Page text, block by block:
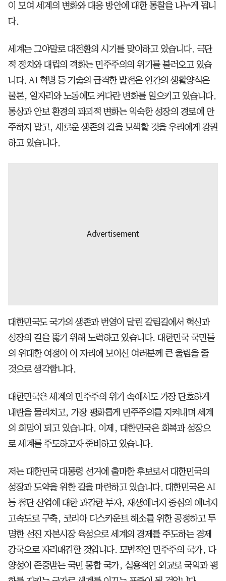
이 모여 세계의 변화와 대응 방안에 대한 통찰을 나누게 됩니
다.
세계는 그야말로 대전환의 시기를 맞이하고 있습니다. 극단
적 정치와 대립의 격화는 민주주의의 위기를 불러오고 있습
니다. AI 혁명 등 기술의 급격한 발전은 인간의 생활양식은
물론, 일자리와 노동에도 커다란 변화를 일으키고 있습니다.
통상과 안보 환경의 파괴적 변화는 익숙한 성장의 경로에 안
주하지 말고, 새로운 생존의 길을 모색할 것을 우리에게 강권
하고 있습니다.
대한민국도 국가의 생존과 번영이 달린 갈림길에서 혁신과
성장의 길을 뚫기 위해 노력하고 있습니다. 대한민국 국민들
의 위대한 여정이 이 자리에 모이신 여러분께 큰 울림을 줄
것으로 생각합니다.
대한민국은 세계의 민주주의 위기 속에서도 가장 단호하게
내란을 물리치고, 가장 평화롭게 민주주의를 지켜내며 세계
의 희망이 되고 있습니다. 이제, 대한민국은 회복과 성장으
로 세계를 주도하고자 준비하고 있습니다.
저는 대한민국 대통령 선거에 출마한 후보로서 대한민국의
성장과 도약을 위한 길을 마련하고 있습니다. 대한민국은 AI
등 첨단 산업에 대한 과감한 투자, 재생에너지 중심의 에너지
고속도로 구축, 코리아 디스카운트 해소를 위한 공정하고 투
명한 선진 자본시장 육성으로 세계의 경제를 주도하는 경제
강국으로 자리매김할 것입니다. 모범적인 민주주의 국가, 다
양성이 존중받는 국민 통합 국가, 실용적인 외교로 국익과 평